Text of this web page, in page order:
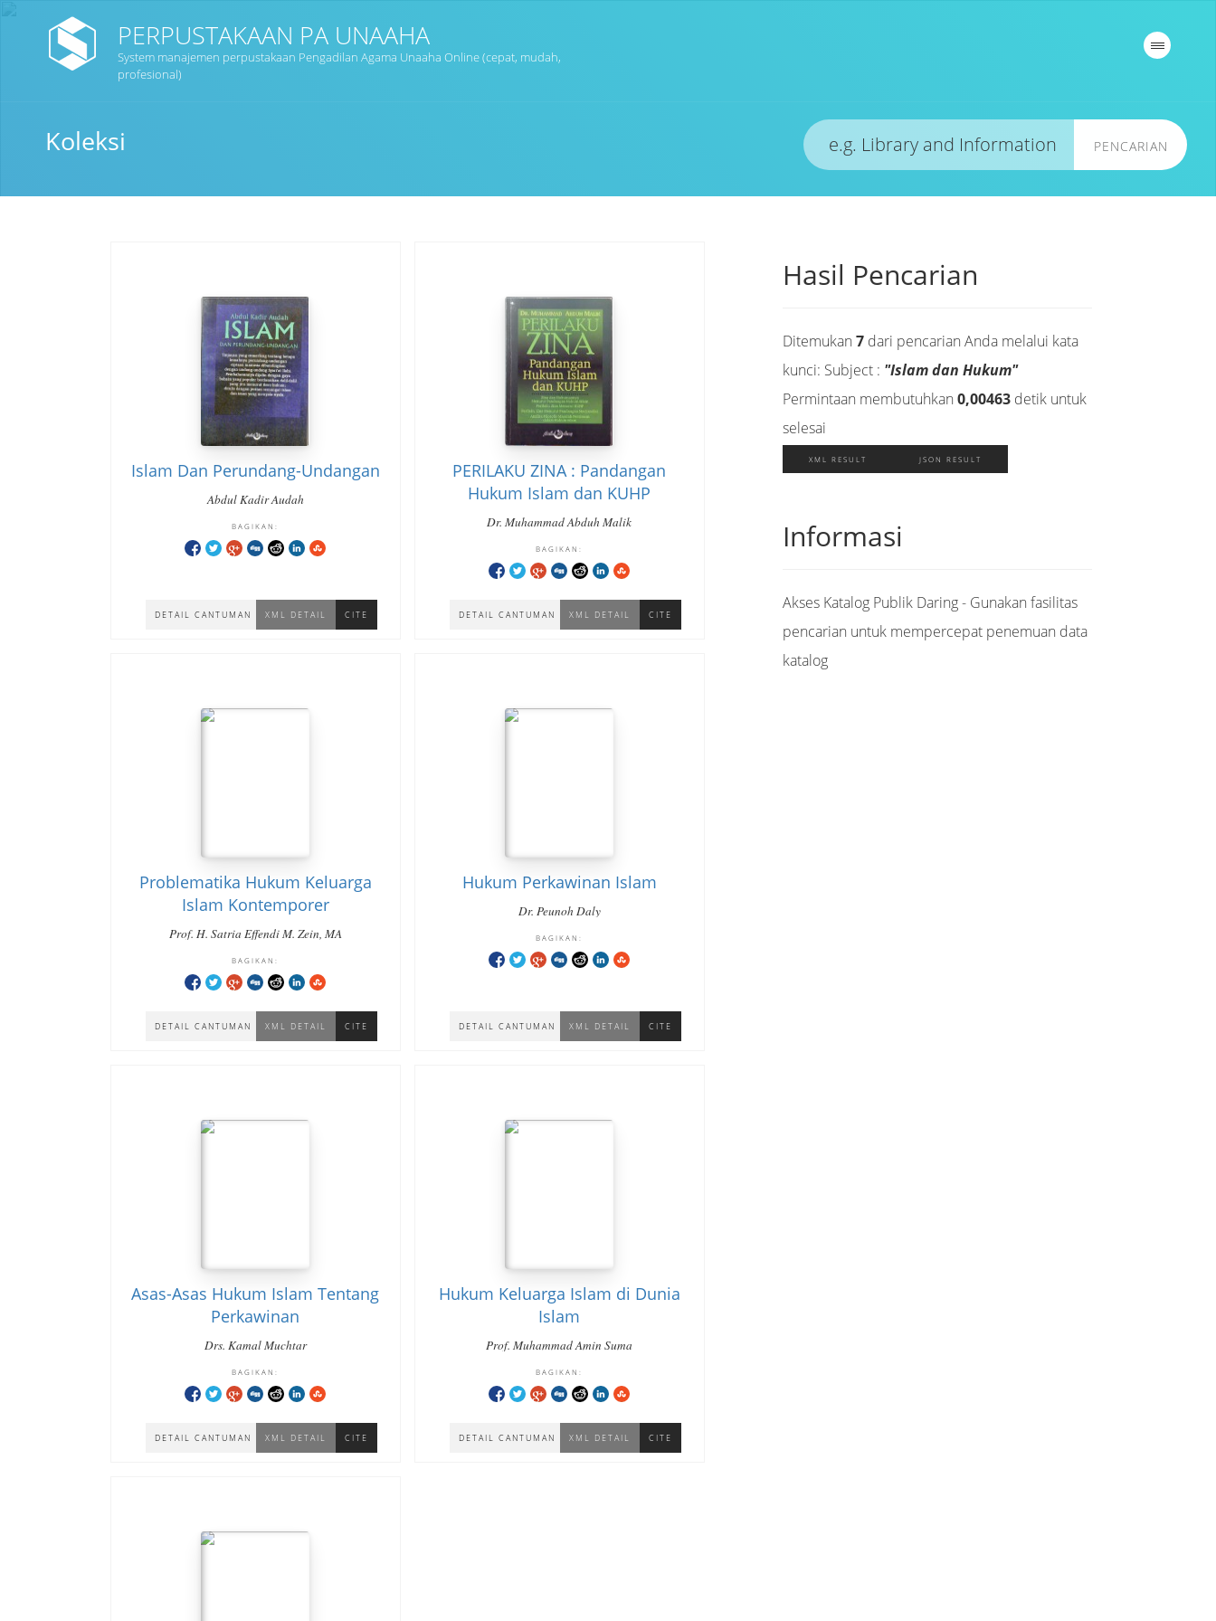
PERPUSTAKAAN PA UNAAHA
System manajemen perpustakaan Pengadilan Agama Unaaha Online (cepat, mudah,
profesional)
Koleksi PENCARIAN
Islam Dan Perundang-Undangan
Abdul Kadir Audah
DETAIL CANTUMAN XML DETAIL CITE
BAGIKAN:
PERILAKU ZINA : Pandangan
Hukum Islam dan KUHP
Dr. Muhammad Abduh Malik
DETAIL CANTUMAN XML DETAIL CITE
BAGIKAN:
Problematika Hukum Keluarga
Islam Kontemporer
Prof. H. Satria Effendi M. Zein, MA
DETAIL CANTUMAN XML DETAIL CITE
BAGIKAN:
Hukum Perkawinan Islam
Dr. Peunoh Daly
DETAIL CANTUMAN XML DETAIL CITE
BAGIKAN:
Asas-Asas Hukum Islam Tentang
Perkawinan
Drs. Kamal Muchtar
DETAIL CANTUMAN XML DETAIL CITE
BAGIKAN:
Hukum Keluarga Islam di Dunia
Islam
Prof. Muhammad Amin Suma
DETAIL CANTUMAN XML DETAIL CITE
BAGIKAN:
Hasil Pencarian
Ditemukan7 dari pencarian Anda melalui kata
kunci: Subject : "Islam dan Hukum"
Permintaan membutuhkan0,00463 detik untuk
selesai
XML RESULT JSON RESULT
Informasi
Akses Katalog Publik Daring - Gunakan fasilitas
pencarian untuk mempercepat penemuan data
katalog